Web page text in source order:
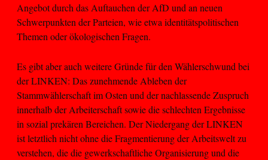
Angebot durch das Auftauchen der AfD und an neuen
Schwerpunkten der Parteien, wie etwa identitätspolitischen
Themen oder ökologischen Fragen.
Es gibt aber auch weitere Gründe für den Wählerschwund bei
der LINKEN: Das zunehmende Ableben der
Stammwählerschaft im Osten und der nachlassende Zuspruch
innerhalb der Arbeiterschaft sowie die schlechten Ergebnisse
in sozial prekären Bereichen. Der Niedergang der LINKEN
ist letztlich nicht ohne die Fragmentierung der Arbeitswelt zu
verstehen, die die gewerkschaftliche Organisierung und die